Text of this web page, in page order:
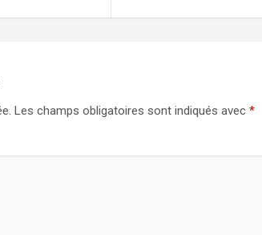
Les champs obligatoires sont indiqués avec *